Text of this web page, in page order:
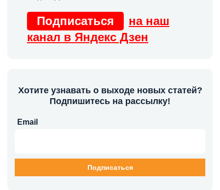
Подписаться
на наш
канал в Яндекс Дзен
Хотите узнавать о выходе новых статей?
Подпишитесь на рассылку!
Email